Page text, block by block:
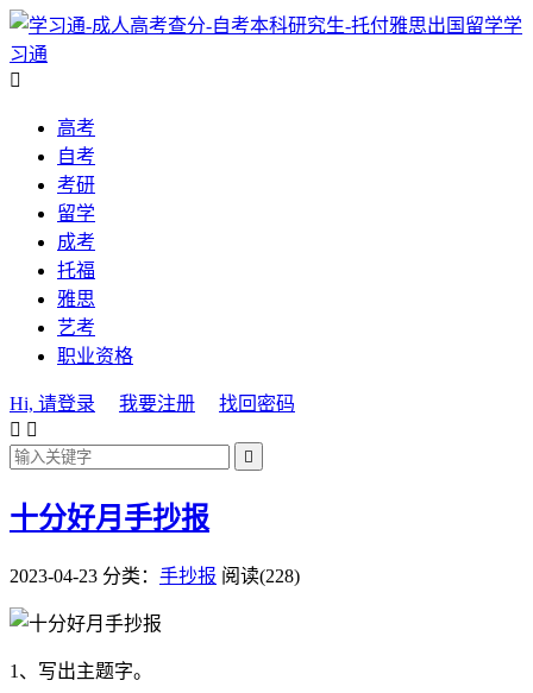
学
习通

高考
自考
考研
留学
成考
托福
雅思
艺考
职业资格
Hi, 请登录 我要注册
找回密码
 

十分好月手抄报
2023-04-23 分类： 手抄报 阅读(228)
1、写出主题字。